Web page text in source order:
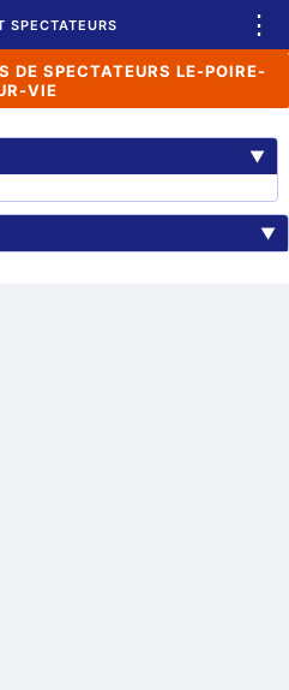
SPECTATEURS ⋮
DE SPECTATEURS LE-POIRE-
VIE
▼
▼